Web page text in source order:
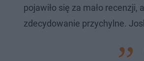
pojawiło się za mało
zdecydowanie przychylne.